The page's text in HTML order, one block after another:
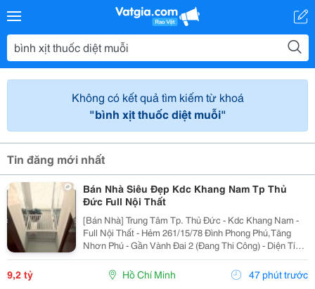
Không có kết quả tìm kiếm từ khoá
"bình xịt thuốc diệt muỗi"
Tin đăng mới nhất
Bán Nhà Siêu Đẹp Kdc Khang Nam Tp Thủ
Đức Full Nội Thất
[Bán Nhà] Trung Tâm Tp. Thủ Đức - Kdc Khang Nam -
Full Nội Thất - Hẻm 261/15/78 Đình Phong Phú,Tăng
Nhơn Phú - Gần Vành Đai 2 (Đang Thi Công) - Diện Tích
Lý Tưởng: 5.6M X 14.2M (Tổng Diện Tích Công Nhận:
80M2). - Kết Cấu Kiên Cố: 1 Trệt, 2 Lầu,...
9,2 tỷ Hồ Chí Minh 47 phút trước